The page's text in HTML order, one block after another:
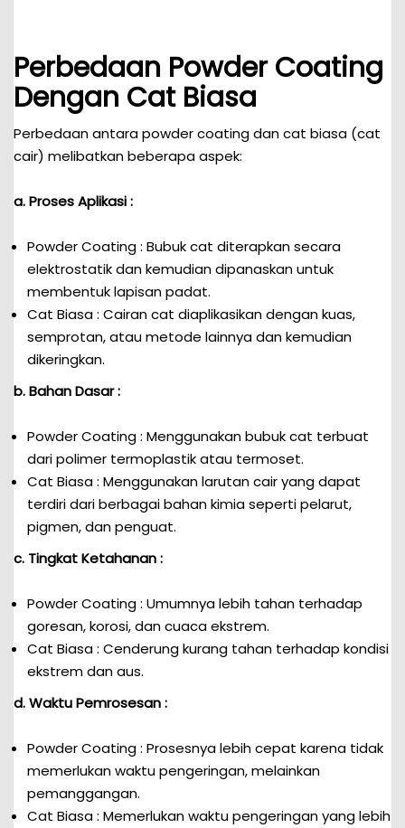
Perbedaan Powder Coating
Dengan Cat Biasa
Perbedaan antara powder coating dan cat biasa (cat
cair) melibatkan beberapa aspek:
a. Proses Aplikasi :
Powder Coating : Bubuk cat diterapkan secara
elektrostatik dan kemudian dipanaskan untuk
membentuk lapisan padat.
Cat Biasa : Cairan cat diaplikasikan dengan kuas,
semprotan, atau metode lainnya dan kemudian
dikeringkan.
b. Bahan Dasar :
Powder Coating : Menggunakan bubuk cat terbuat
dari polimer termoplastik atau termoset.
Cat Biasa : Menggunakan larutan cair yang dapat
terdiri dari berbagai bahan kimia seperti pelarut,
pigmen, dan penguat.
c. Tingkat Ketahanan :
Powder Coating : Umumnya lebih tahan terhadap
goresan, korosi, dan cuaca ekstrem.
Cat Biasa : Cenderung kurang tahan terhadap kondisi
ekstrem dan aus.
d. Waktu Pemrosesan :
Powder Coating : Prosesnya lebih cepat karena tidak
memerlukan waktu pengeringan, melainkan
pemanggangan.
Cat Biasa : Memerlukan waktu pengeringan yang lebih